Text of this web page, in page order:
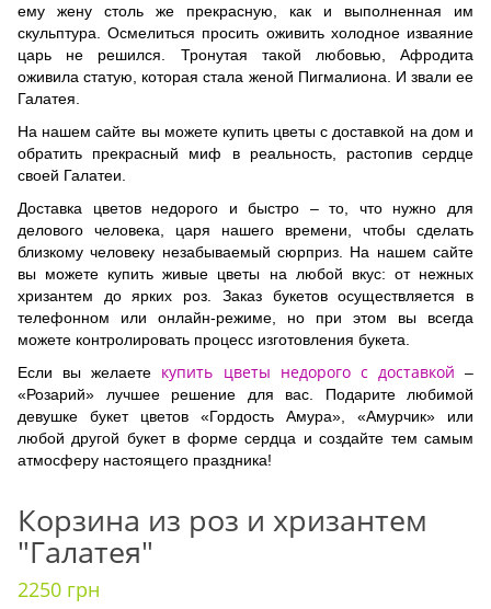
ему жену столь же прекрасную, как и выполненная им
скульптура. Осмелиться просить оживить холодное изваяние
царь не решился. Тронутая такой любовью, Афродита
оживила статую, которая стала женой Пигмалиона. И звали ее
Галатея.
На нашем сайте вы можете купить цветы с доставкой на дом и
обратить прекрасный миф в реальность, растопив сердце
своей Галатеи.
Доставка цветов недорого и быстро – то, что нужно для
делового человека, царя нашего времени, чтобы сделать
близкому человеку незабываемый сюрприз. На нашем сайте
вы можете купить живые цветы на любой вкус: от нежных
хризантем до ярких роз. Заказ букетов осуществляется в
телефонном или онлайн-режиме, но при этом вы всегда
можете контролировать процесс изготовления букета.
Если вы желаете купить цветы недорого с доставкой –
«Розарий» лучшее решение для вас. Подарите любимой
девушке букет цветов «Гордость Амура», «Амурчик» или
любой другой букет в форме сердца и создайте тем самым
атмосферу настоящего праздника!
Корзина из роз и хризантем
"Галатея"
2250 грн